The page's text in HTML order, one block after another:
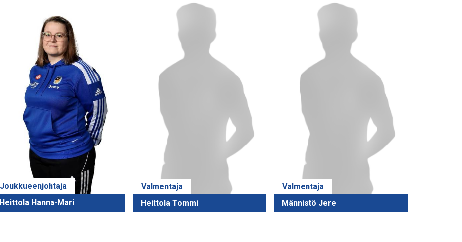
Joukkueenjohtaja
Heittola Hanna-Mari
Valmentaja
Heittola Tommi
Valmentaja
Männistö Jere